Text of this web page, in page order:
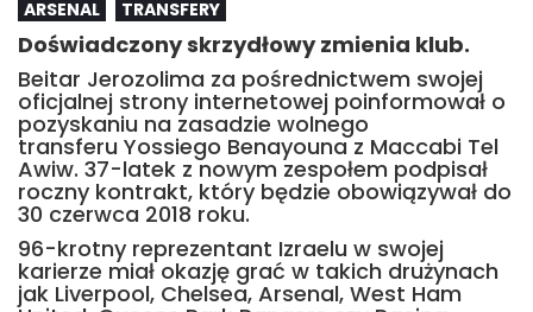
ARSENAL
TRANSFERY
Doświadczony skrzydłowy zmienia klub.
Beitar Jerozolima za pośrednictwem swojej
oficjalnej strony internetowej poinformował o
pozyskaniu na zasadzie wolnego
transferu Yossiego Benayouna z Maccabi Tel
Awiw. 37-latek z nowym zespołem podpisał
roczny kontrakt, który będzie obowiązywał do
30 czerwca 2018 roku.
96-krotny reprezentant Izraelu w swojej
karierze miał okazję grać w takich drużynach
jak Liverpool, Chelsea, Arsenal, West Ham